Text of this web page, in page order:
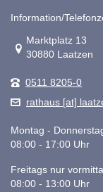
Information/
Link zur Google-
Marktplatz 13
30880 Laatzen
0511 8205-0
rathaus [at]
Montag -
08:00 - 17:00 Uhr
Freitags nur
08:00 - 13:00 Uhr